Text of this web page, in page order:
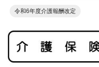
令和6年度介護報酬改定